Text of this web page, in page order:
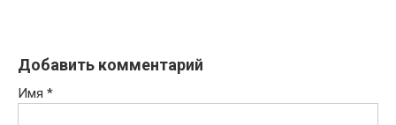
Добавить комментарий
Имя *